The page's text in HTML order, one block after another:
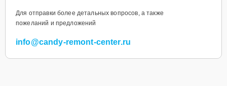
Для отправки более детальных вопросов, а также
пожеланий и предложений
info@candy-remont-center.ru